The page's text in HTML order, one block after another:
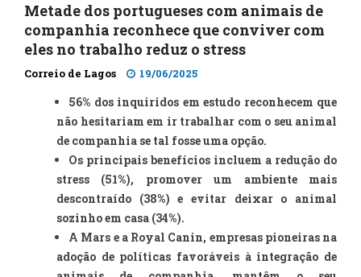
Metade dos portugueses com animais de
companhia reconhece que conviver com
eles no trabalho reduz o stress
Correio de Lagos 19/06/2025
56% dos inquiridos em estudo reconhecem que
não hesitariam em ir trabalhar com o seu animal
de companhia se tal fosse uma opção.
Os principais benefícios incluem a redução do
stress (51%), promover um ambiente mais
descontraído (38%) e evitar deixar o animal
sozinho em casa (34%).
A Mars e a Royal Canin, empresas pioneiras na
adoção de políticas favoráveis à integração de